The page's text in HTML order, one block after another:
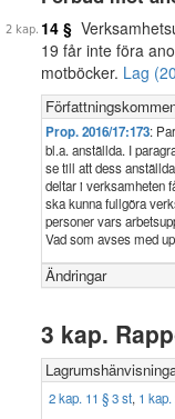
14 §
19 får inte föra
motböcker. Lag
Prop. 2016/17:173:
bl.a. anställda. I
se till att dess
deltar i verksamheten
ska kunna fullgöra
personer vars
Vad som avses med
Ändringar
3 kap.
2 kap. 11 § 3 st, 1 kap.